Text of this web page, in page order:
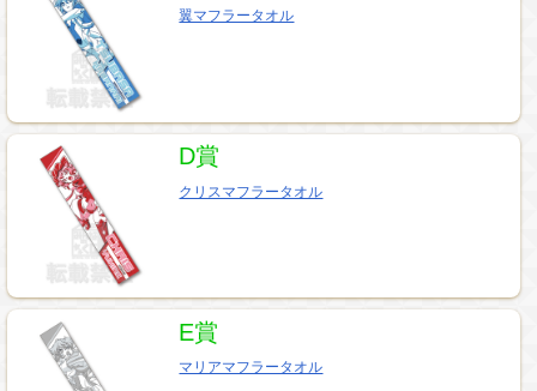
翼マフラータオル
D賞
クリスマフラータオル
E賞
マリアマフラータオル